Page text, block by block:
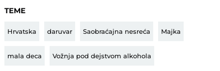
TEME
Hrvatska daruvar Saobraćajna nesreća Majka
mala deca Vožnja pod dejstvom alkohola